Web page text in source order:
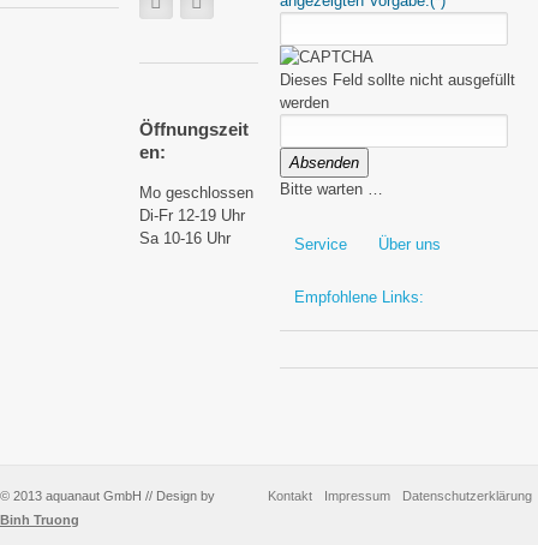
Öffnungszeit
en:
Mo geschlossen
Di-Fr 12-19 Uhr
Sa 10-16 Uhr
Dieses Feld sollte nicht ausgefüllt
werden
Absenden
Bitte warten …
Service Über uns
Empfohlene Links:
© 2013 aquanaut GmbH // Design by
Binh Truong
Kontakt Impressum Datenschutzerklärung